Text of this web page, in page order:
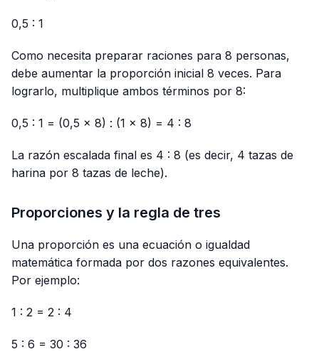
0,5 : 1
Como necesita preparar raciones para 8 personas,
debe aumentar la proporción inicial 8 veces. Para
lograrlo, multiplique ambos términos por 8:
0,5 : 1 = (0,5 × 8) : (1 × 8) = 4 : 8
La razón escalada final es 4 : 8 (es decir, 4 tazas de
harina por 8 tazas de leche).
Proporciones y la regla de tres
Una proporción es una ecuación o igualdad
matemática formada por dos razones equivalentes.
Por ejemplo:
1 : 2 = 2 : 4
5 : 6 = 30 : 36